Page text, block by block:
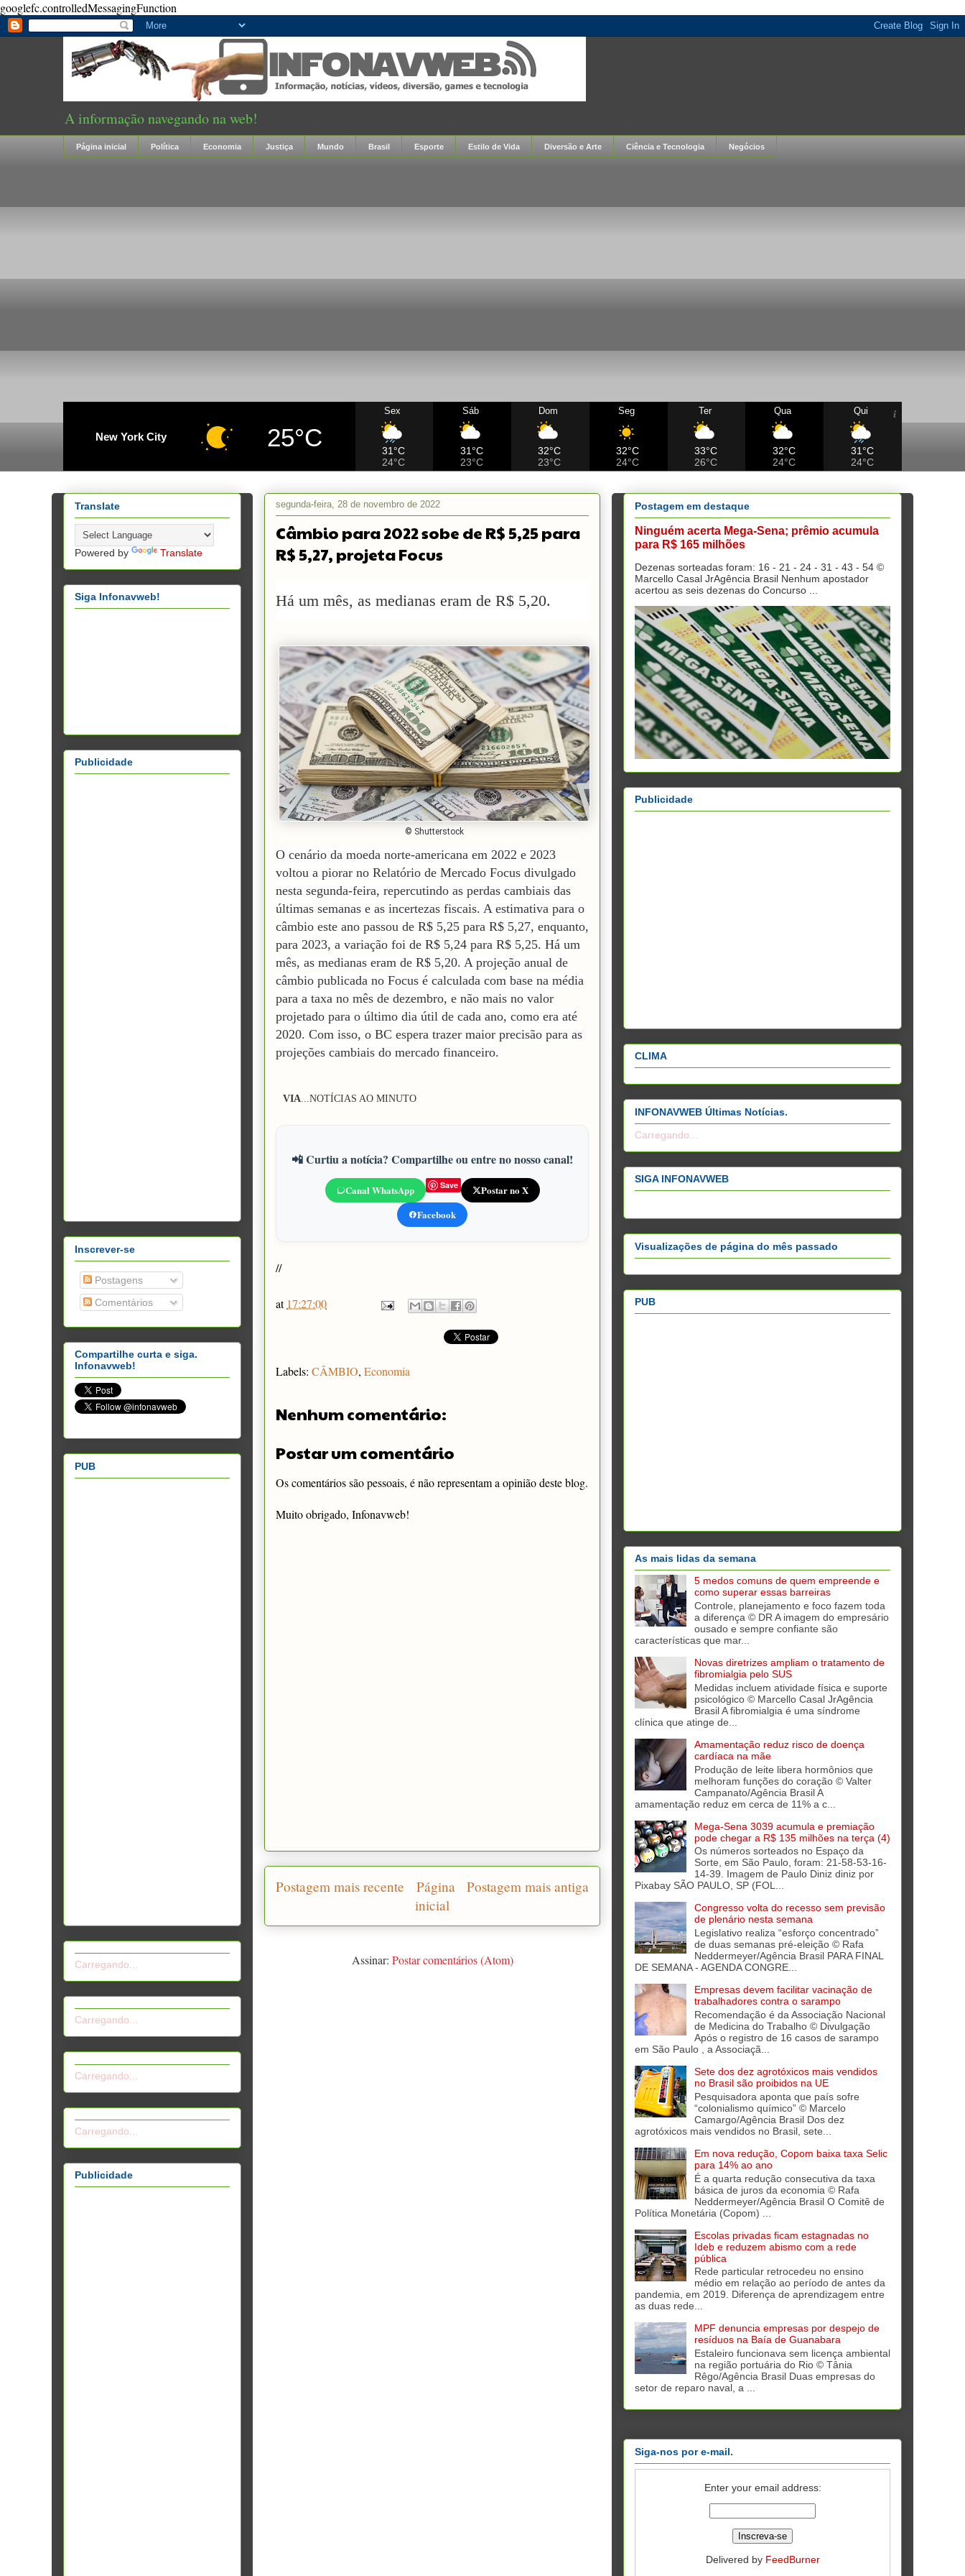
googlefc.controlledMessagingFunction
A informação navegando na web!
Página inicial Política Economia Justiça Mundo Brasil Esporte Estilo de Vida Diversão e Arte Ciência e Tecnologia Negócios
New York City 25°C
Sex
31°C
24°C
Sáb
31°C
23°C
Dom
32°C
23°C
Seg
32°C
24°C
Ter
33°C
26°C
Qua
32°C
24°C
Qui
31°C
24°C
segunda-feira, 28 de novembro de 2022
Câmbio para 2022 sobe de R$ 5,25 para
R$ 5,27, projeta Focus
Há um mês, as medianas eram de R$ 5,20.
© Shutterstock
O cenário da moeda norte-americana em 2022 e 2023
voltou a piorar no Relatório de Mercado Focus divulgado
nesta segunda-feira, repercutindo as perdas cambiais das
últimas semanas e as incertezas fiscais. A estimativa para o
câmbio este ano passou de R$ 5,25 para R$ 5,27, enquanto,
para 2023, a variação foi de R$ 5,24 para R$ 5,25. Há um
mês, as medianas eram de R$ 5,20. A projeção anual de
câmbio publicada no Focus é calculada com base na média
para a taxa no mês de dezembro, e não mais no valor
projetado para o último dia útil de cada ano, como era até
2020. Com isso, o BC espera trazer maior precisão para as
projeções cambiais do mercado financeiro.
VIA...NOTÍCIAS AO MINUTO
📲 Curtiu a notícia? Compartilhe ou entre no nosso canal!
Canal WhatsApp Save
Postar no X
Facebook
//
at 17:27:00
Labels: CÂMBIO, Economia
Nenhum comentário:
Postar um comentário
Os comentários são pessoais, é não representam a opinião deste blog.
Muito obrigado, Infonavweb!
Postagem mais recente Postagem mais antiga
Página
inicial
Assinar: Postar comentários (Atom)
Translate
Powered by Translate
Siga Infonavweb!
Publicidade
Inscrever-se
Postagens
Comentários
Compartilhe curta e siga.
Infonavweb!
PUB
Carregando...
Carregando...
Carregando...
Carregando...
Publicidade
Postagem em destaque
Ninguém acerta Mega-Sena; prêmio acumula
para R$ 165 milhões
Dezenas sorteadas foram: 16 - 21 - 24 - 31 - 43 - 54 ©
Marcello Casal JrAgência Brasil Nenhum apostador
acertou as seis dezenas do Concurso ...
Publicidade
CLIMA
INFONAVWEB Últimas Notícias.
Carregando...
SIGA INFONAVWEB
Visualizações de página do mês passado
PUB
As mais lidas da semana
5 medos comuns de quem empreende e
como superar essas barreiras
Controle, planejamento e foco fazem toda
a diferença © DR A imagem do empresário
ousado e sempre confiante são
características que mar...
Novas diretrizes ampliam o tratamento de
fibromialgia pelo SUS
Medidas incluem atividade física e suporte
psicológico © Marcello Casal JrAgência
Brasil A fibromialgia é uma síndrome
clínica que atinge de...
Amamentação reduz risco de doença
cardíaca na mãe
Produção de leite libera hormônios que
melhoram funções do coração © Valter
Campanato/Agência Brasil A
amamentação reduz em cerca de 11% a c...
Mega-Sena 3039 acumula e premiação
pode chegar a R$ 135 milhões na terça (4)
Os números sorteados no Espaço da
Sorte, em São Paulo, foram: 21-58-53-16-
14-39. Imagem de Paulo Diniz diniz por
Pixabay SÃO PAULO, SP (FOL...
Congresso volta do recesso sem previsão
de plenário nesta semana
Legislativo realiza “esforço concentrado”
de duas semanas pré-eleição © Rafa
Neddermeyer/Agência Brasil PARA FINAL
DE SEMANA - AGENDA CONGRE...
Empresas devem facilitar vacinação de
trabalhadores contra o sarampo
Recomendação é da Associação Nacional
de Medicina do Trabalho © Divulgação
Após o registro de 16 casos de sarampo
em São Paulo , a Associaçã...
Sete dos dez agrotóxicos mais vendidos
no Brasil são proibidos na UE
Pesquisadora aponta que país sofre
“colonialismo químico” © Marcelo
Camargo/Agência Brasil Dos dez
agrotóxicos mais vendidos no Brasil, sete...
Em nova redução, Copom baixa taxa Selic
para 14% ao ano
É a quarta redução consecutiva da taxa
básica de juros da economia © Rafa
Neddermeyer/Agência Brasil O Comitê de
Política Monetária (Copom) ...
Escolas privadas ficam estagnadas no
Ideb e reduzem abismo com a rede
pública
Rede particular retrocedeu no ensino
médio em relação ao período de antes da
pandemia, em 2019. Diferença de aprendizagem entre
as duas rede...
MPF denuncia empresas por despejo de
resíduos na Baía de Guanabara
Estaleiro funcionava sem licença ambiental
na região portuária do Rio © Tânia
Rêgo/Agência Brasil Duas empresas do
setor de reparo naval, a ...
Siga-nos por e-mail.
Enter your email address:
Delivered by FeedBurner